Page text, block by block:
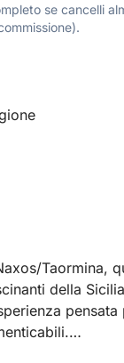
se cancelli
Taormina,
della